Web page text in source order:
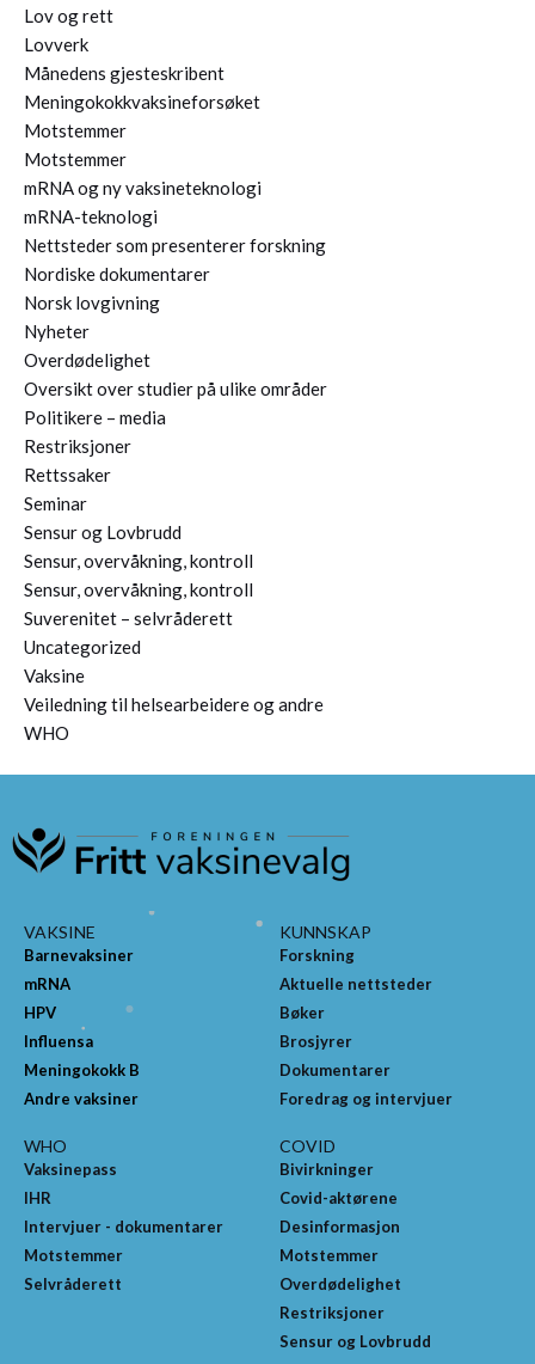
Lov og rett
Lovverk
Månedens gjesteskribent
Meningokokkvaksineforsøket
Motstemmer
Motstemmer
mRNA og ny vaksineteknologi
mRNA-teknologi
Nettsteder som presenterer forskning
Nordiske dokumentarer
Norsk lovgivning
Nyheter
Overdødelighet
Oversikt over studier på ulike områder
Politikere – media
Restriksjoner
Rettssaker
Seminar
Sensur og Lovbrudd
Sensur, overvåkning, kontroll
Sensur, overvåkning, kontroll
Suverenitet – selvråderett
Uncategorized
Vaksine
Veiledning til helsearbeidere og andre
WHO
VAKSINE
Barnevaksiner
mRNA
HPV
Influensa
Meningokokk B
Andre vaksiner
KUNNSKAP
Forskning
Aktuelle nettsteder
Bøker
Brosjyrer
Dokumentarer
Foredrag og intervjuer
WHO
Vaksinepass
IHR
Intervjuer - dokumentarer
Motstemmer
Selvråderett
COVID
Bivirkninger
Covid-aktørene
Desinformasjon
Motstemmer
Overdødelighet
Restriksjoner
Sensur og Lovbrudd